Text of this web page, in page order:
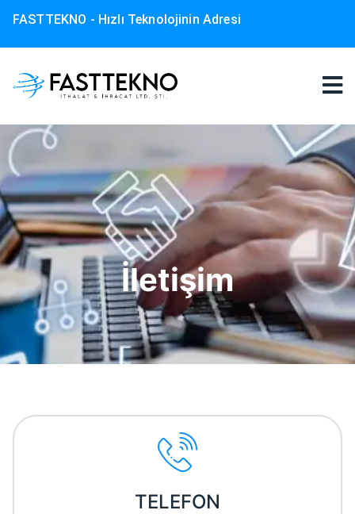
FASTTEKNO - Hızlı Teknolojinin Adresi
İletişim
TELEFON